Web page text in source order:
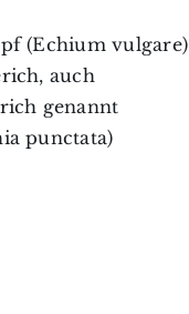
(Echium vulgare)
auch
genannt
punctata)